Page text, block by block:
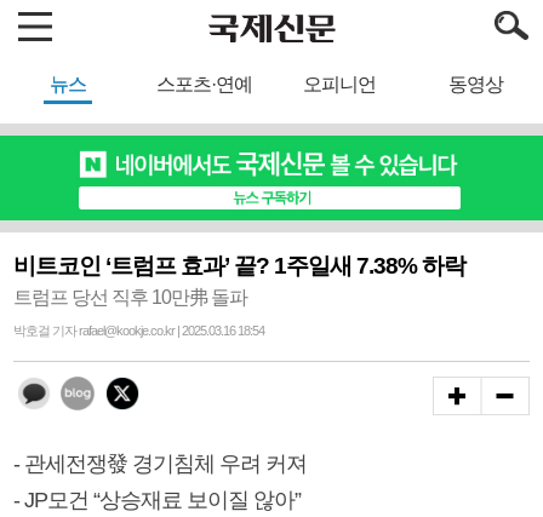
뉴스 스포츠·연예 오피니언 동영상
비트코인 ‘트럼프 효과’ 끝? 1주일새 7.38% 하락
트럼프 당선 직후 10만弗 돌파
박호걸 기자 rafael@kookje.co.kr | 2025.03.16 18:54
- 관세전쟁發 경기침체 우려 커져
- JP모건 “상승재료 보이질 않아”